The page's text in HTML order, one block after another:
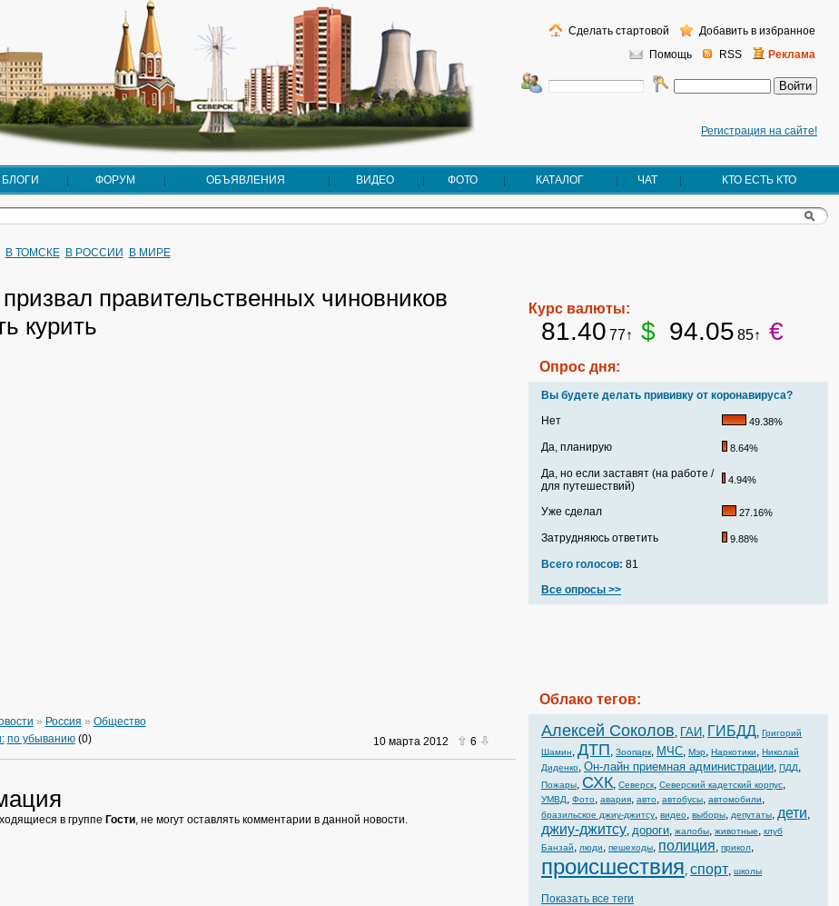
Регистрация на сайте!
Помощь RSS Реклама
Сделать стартовой Добавить в избранное
БЛОГИ ФОРУМ ОБЪЯВЛЕНИЯ ВИДЕО ФОТО КАТАЛОГ ЧАТ КТО ЕСТЬ КТО
В ТОМСКЕ В РОССИИ В МИРЕ
правительственных чиновников
курить
» Россия » Общество
по убыванию(0) 10 марта 2012 6
в группе Гости, не могут оставлять комментарии в данной новости.
Курс валюты:
81.40 77↑ $ 94.05 85↑ €
Опрос дня:
Вы будете делать прививку от коронавируса?
Нет
49.38%
Да, планирую 8.64%
Да, но если заставят (на работе /
для путешествий)
4.94%
Уже сделал 27.16%
Затрудняюсь ответить 9.88%
Всего голосов: 81
Все опросы >>
Облако тегов:
Алексей Соколов, ГАИ, ГИБДД, Григорий
Шамин, ДТП, Зоопарк, МЧС, Мэр, Наркотики, Николай
Диденко, Он-лайн приемная администрации, ПДД,
Пожары, СХК, Северск, Северский кадетский корпус,
УМВД, Фото, авария, авто, автобусы, автомобили,
бразильское джиу-джитсу, видео, выборы, депутаты, дети,
джиу-джитсу, дороги, жалобы, животные, клуб
Банзай, люди, пешеходы, полиция, прикол,
происшествия, спорт, школы
Показать все теги